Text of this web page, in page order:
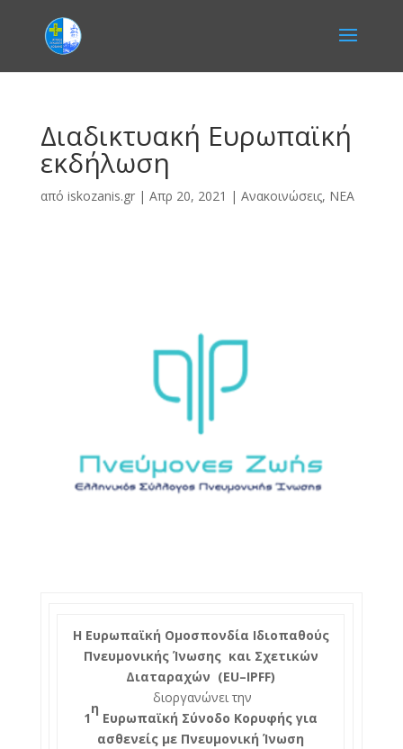
Διαδικτυακή Ευρωπαϊκή
εκδήλωση
από iskozanis.gr| Απρ 20, 2021 | Ανακοινώσεις, ΝΕΑ
Η Ευρωπαϊκή Ομοσπονδία Ιδιοπαθούς
Πνευμονικής Ίνωσης και Σχετικών
Διαταραχών (EU–IPFF)
διοργανώνει την
1
η
Ευρωπαϊκή Σύνοδο Κορυφής για
ασθενείς με Πνευμονική Ίνωση